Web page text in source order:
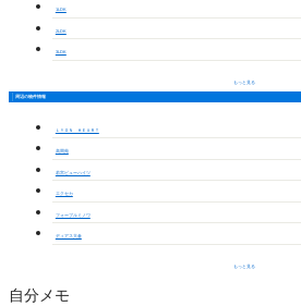
1LDK
2LDK
3LDK
もっと見る
周辺の物件情報
ＬＹＯＮ ＨＥＡＲＴ
高岡苑
若宮ビューハイツ
エクセカ
フォーブルミノワ
ディアス大倉
もっと見る
自分メモ